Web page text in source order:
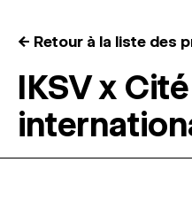
RÉSIDENCES ↓
← Retour à la liste des
IKSV x Cité